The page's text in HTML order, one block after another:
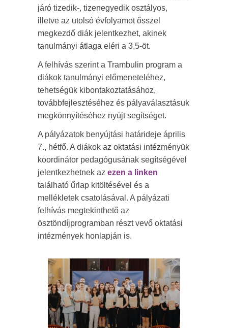
járó tizedik-, tizenegyedik osztályos,
illetve az utolsó évfolyamot ősszel
megkezdő diák jelentkezhet, akinek
tanulmányi átlaga eléri a 3,5-öt.
A felhívás szerint a Trambulin program a
diákok tanulmányi előmeneteléhez,
tehetségük kibontakoztatásához,
továbbfejlesztéséhez és pályaválasztásuk
megkönnyítéséhez nyújt segítséget.
A pályázatok benyújtási határideje április
7., hétfő. A diákok az oktatási intézményük
koordinátor pedagógusának segítségével
jelentkezhetnek az ezen a linken
található űrlap kitöltésével és a
mellékletek csatolásával. A pályázati
felhívás megtekinthető az
ösztöndíjprogramban részt vevő oktatási
intézmények honlapján is.